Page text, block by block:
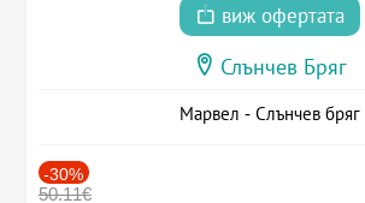
виж офертата
Слънчев Бряг
Марвел - Слънчев бряг
-30%
50.11€